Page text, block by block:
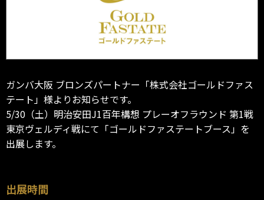
ガンバ大阪 ブロンズパートナー「株式会社ゴールドファス
テート」様よりお知らせです。
5/30（土）明治安田J1百年構想 プレーオフラウンド 第1戦
東京ヴェルディ戦にて「ゴールドファステートブース」を
出展します。
出展時間